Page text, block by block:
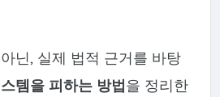
닌, 실제 법적 근거를 바탕
템을 피하는 방법을 정리한